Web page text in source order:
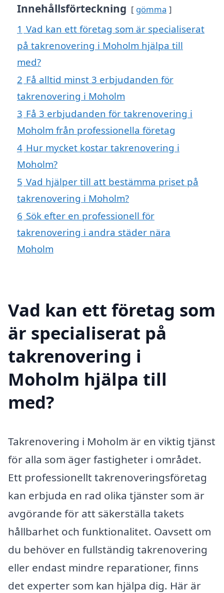
Innehållsförteckning gömma
1 Vad kan ett företag som är specialiserat
på takrenovering i Moholm hjälpa till
med?
2 Få alltid minst 3 erbjudanden för
takrenovering i Moholm
3 Få 3 erbjudanden för takrenovering i
Moholm från professionella företag
4 Hur mycket kostar takrenovering i
Moholm?
5 Vad hjälper till att bestämma priset på
takrenovering i Moholm?
6 Sök efter en professionell för
takrenovering i andra städer nära
Moholm
Vad kan ett företag som
är specialiserat på
takrenovering i
Moholm hjälpa till
med?
Takrenovering i Moholm är en viktig tjänst
för alla som äger fastigheter i området.
Ett professionellt takrenoveringsföretag
kan erbjuda en rad olika tjänster som är
avgörande för att säkerställa takets
hållbarhet och funktionalitet. Oavsett om
du behöver en fullständig takrenovering
eller endast mindre reparationer, finns
det experter som kan hjälpa dig. Här är